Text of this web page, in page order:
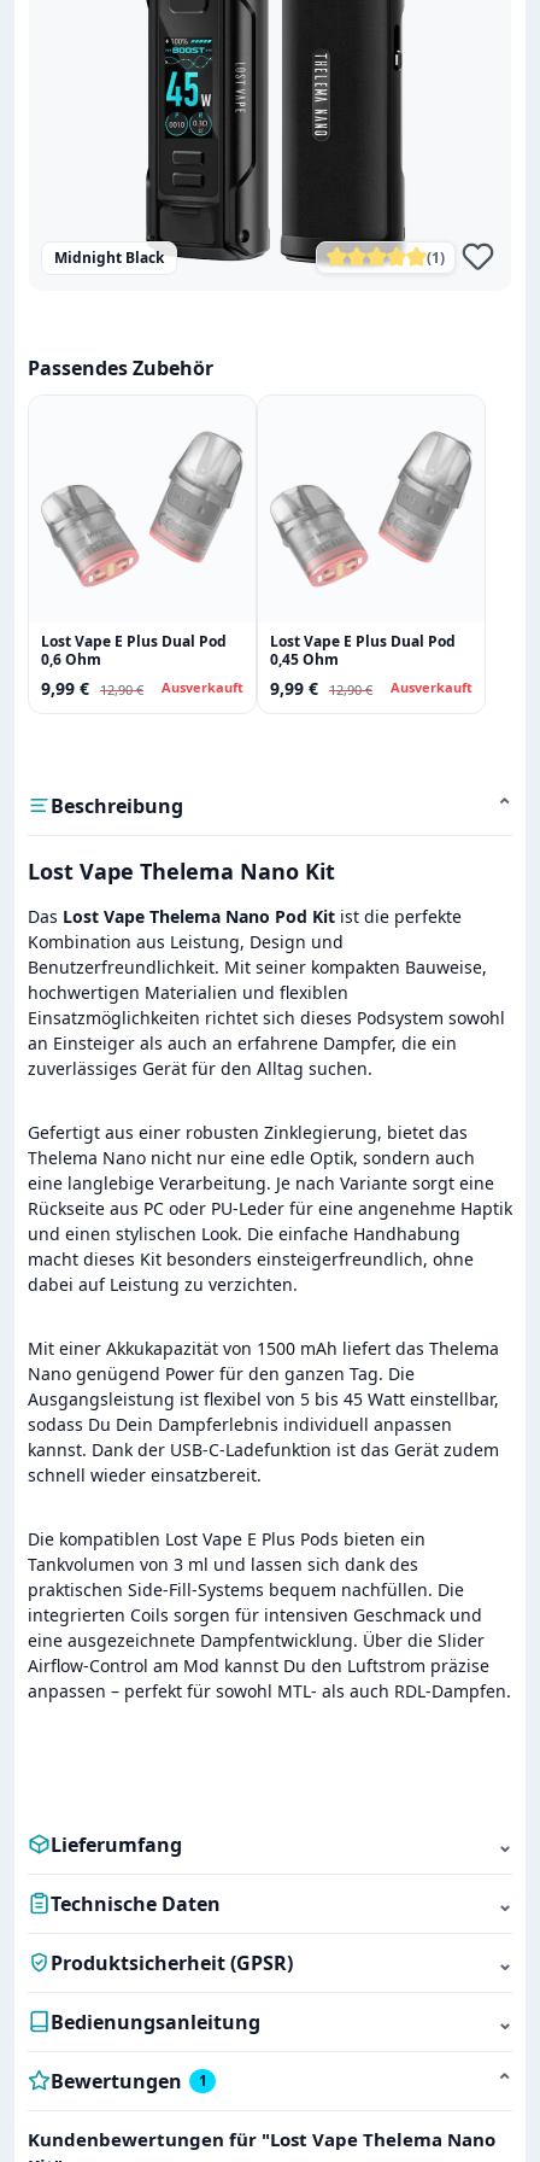
Durchschnittliche
(1)
Midnight Black
Passendes Zubehör
Lost Vape E Plus Dual Pod
0,6 Ohm
9,99 € 12,90 € Ausverkauft
Lost Vape E Plus Dual Pod
0,45 Ohm
9,99 € 12,90 € Ausverkauft
Beschreibung ⌄
Lost Vape Thelema Nano Kit
Das Lost Vape Thelema Nano Pod Kit ist die perfekte
Kombination aus Leistung, Design und
Benutzerfreundlichkeit. Mit seiner kompakten Bauweise,
hochwertigen Materialien und flexiblen
Einsatzmöglichkeiten richtet sich dieses Podsystem sowohl
an Einsteiger als auch an erfahrene Dampfer, die ein
zuverlässiges Gerät für den Alltag suchen.
Gefertigt aus einer robusten Zinklegierung, bietet das
Thelema Nano nicht nur eine edle Optik, sondern auch
eine langlebige Verarbeitung. Je nach Variante sorgt eine
Rückseite aus PC oder PU-Leder für eine angenehme Haptik
und einen stylischen Look. Die einfache Handhabung
macht dieses Kit besonders einsteigerfreundlich, ohne
dabei auf Leistung zu verzichten.
Mit einer Akkukapazität von 1500 mAh liefert das Thelema
Nano genügend Power für den ganzen Tag. Die
Ausgangsleistung ist flexibel von 5 bis 45 Watt einstellbar,
sodass Du Dein Dampferlebnis individuell anpassen
kannst. Dank der USB-C-Ladefunktion ist das Gerät zudem
schnell wieder einsatzbereit.
Die kompatiblen Lost Vape E Plus Pods bieten ein
Tankvolumen von 3 ml und lassen sich dank des
praktischen Side-Fill-Systems bequem nachfüllen. Die
integrierten Coils sorgen für intensiven Geschmack und
eine ausgezeichnete Dampfentwicklung. Über die Slider
Airflow-Control am Mod kannst Du den Luftstrom präzise
anpassen – perfekt für sowohl MTL- als auch RDL-Dampfen.
Lieferumfang ⌄
Technische Daten ⌄
Produktsicherheit (GPSR) ⌄
Bedienungsanleitung ⌄
Bewertungen 1 ⌄
Kundenbewertungen für "Lost Vape Thelema Nano